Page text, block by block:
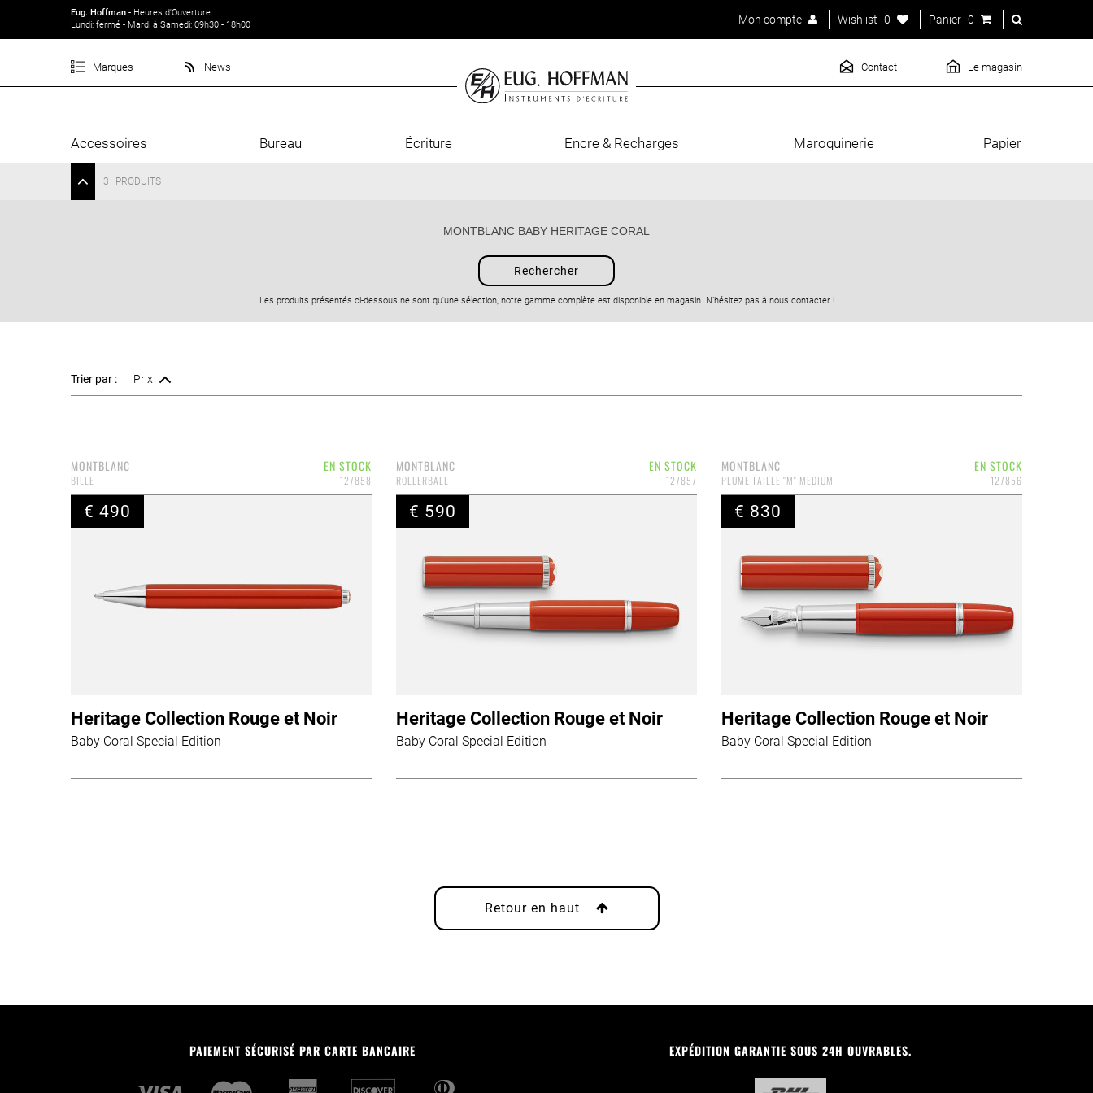
Eug. Hoffman - Heures d'Ouverture
Lundi: fermé - Mardi à Samedi: 09h30 - 18h00
Panier 0
Wishlist 0
Mon compte
Marques News Le magasin
Contact
Accessoires Bureau Écriture Encre & Recharges Maroquinerie Papier
3 PRODUITS
Les produits présentés ci-dessous ne sont qu'une sélection, notre gamme complète est disponible en magasin. N’hésitez pas à nous contacter !
Trier par : Prix
EN STOCK
MONTBLANC
127858
BILLE
€ 490
Heritage Collection Rouge et Noir
Baby Coral Special Edition
EN STOCK
MONTBLANC
127857
ROLLERBALL
€ 590
Heritage Collection Rouge et Noir
Baby Coral Special Edition
EN STOCK
MONTBLANC
127856
PLUME TAILLE "M" MEDIUM
€ 830
Heritage Collection Rouge et Noir
Baby Coral Special Edition
Retour en haut
PAIEMENT SÉCURISÉ PAR CARTE BANCAIRE EXPÉDITION GARANTIE SOUS 24H OUVRABLES.